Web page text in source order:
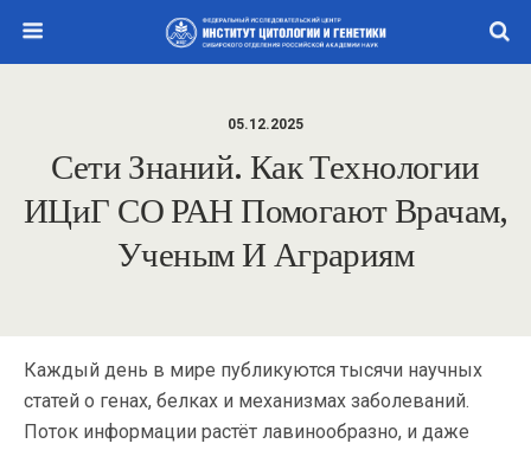
05.12.2025
Сети Знаний. Как Технологии
ИЦиГ СО РАН Помогают Врачам,
Ученым И Аграриям
Каждый день в мире публикуются тысячи научных
статей о генах, белках и механизмах заболеваний.
Поток информации растёт лавинообразно, и даже